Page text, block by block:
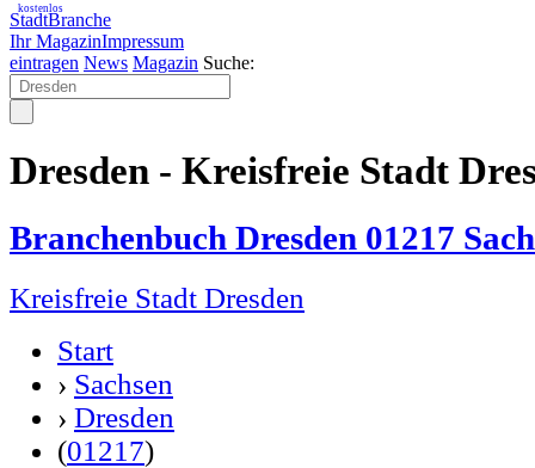
StadtBranche
Ihr MagazinImpressum
kostenlos
eintragen News Magazin Suche:
Dresden - Kreisfreie Stadt
Branchenbuch Dresden 01217
Kreisfreie Stadt Dresden
Start
› Sachsen
› Dresden
(01217)